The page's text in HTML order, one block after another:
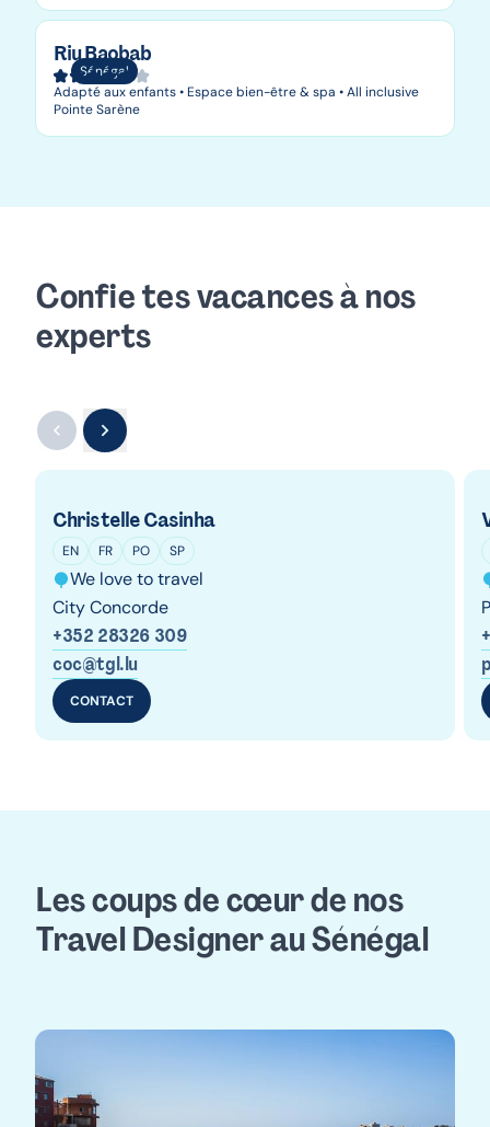
Sénégal
Riu Baobab
Adapté aux enfants • Espace bien-être & spa • All inclusive
Pointe Sarène
Confie tes vacances à nos
experts
Christelle Casinha
EN FR PO SP
We love to travel
City Concorde
+352 28326 309
coc@tgl.lu
CONTACT
Les coups de cœur de nos
Travel Designer au Sénégal